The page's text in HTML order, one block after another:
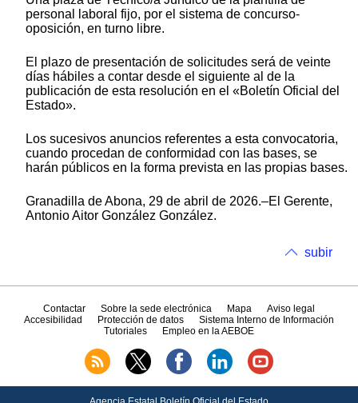
personal laboral fijo, por el sistema de concurso-
oposición, en turno libre.
El plazo de presentación de solicitudes será de veinte
días hábiles a contar desde el siguiente al de la
publicación de esta resolución en el «Boletín Oficial del
Estado».
Los sucesivos anuncios referentes a esta convocatoria,
cuando procedan de conformidad con las bases, se
harán públicos en la forma prevista en las propias bases.
Granadilla de Abona, 29 de abril de 2026.–El Gerente,
Antonio Aitor González González.
subir
Contactar Sobre la sede electrónica Mapa
Aviso legal
Accesibilidad
Protección de datos
Sistema Interno de Información
Tutoriales
Empleo en la AEBOE